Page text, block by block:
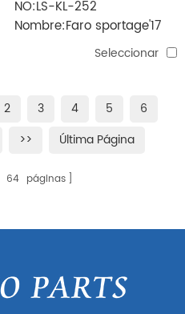
NO:LS-KL-252
Nombre:Faro sportage'17
Seleccionar
2 3 4 5
6
>> Última Página
64 páginas